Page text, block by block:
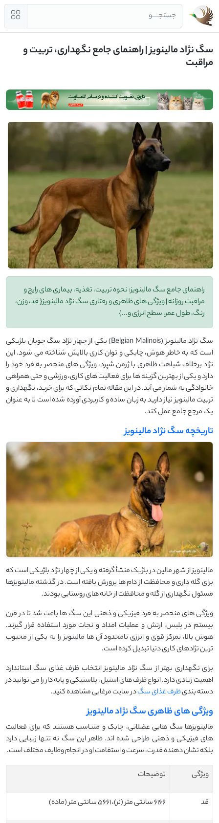
جستجــــو
سگ نژاد مالینویز | راهنمای جامع نگهداری، تربیت و
مراقبت
راهنمای جامع سگ مالینویز: نحوه تربیت، تغذیه، بیماری های رایج و
مراقبت روزانه | ویژگی های ظاهری و رفتاری سگ نژاد مالینویز{ قد، وزن،
رنگ، طول عمر، سطح انرژی و...}
سگ نژاد مالینویز (Belgian Malinois) یکی از چهار نژاد سگ چوپان بلژیکی
است که به خاطر هوش، چابکی و توان کاری بالایش شناخته می شود. این
نژاد برخلاف شباهت ظاهری با ژرمن شپرد، ویژگی های منحصر به فرد خود را
دارد و یکی از بهترین گزینه ها برای فعالیت های کاری، ورزشی و حتی همراهی
خانوادگی به شمار می آید. در این مقاله تمام نکاتی که برای خرید، نگهداری و
تربیت مالینویز نیاز دارید به زبان ساده و کاربردی آورده شده است تا به عنوان
یک مرجع جامع عمل کند.
تاریخچه سگ نژاد مالینویز
مالینویز از شهر مالین در بلژیک منشأ گرفته و یکی از چهار نژاد بلژیکی است که
برای گله داری و محافظت از دام ها پرورش یافته است. در گذشته مالینویزها
مسئول نگهداری از گله و محافظت از خانه های روستایی بودند.
ویژگی های منحصر به فرد فیزیکی و ذهنی این سگ ها باعث شد تا در قرن
بیستم در پلیس، ارتش و عملیات امداد و نجات مورد استفاده قرار گیرند.
هوش بالا، تمرکز قوی و انرژی نامحدود آن ها مالینویز را به یکی از محبوب
ترین نژادهای کاری دنیا تبدیل کرده است.
برای نگهداری بهتر از سگ نژاد مالینویز انتخاب ظرف غذای سگ استاندارد
اهمیت زیادی دارد. انواع ظرف های استیل، پلاستیکی و پایه دار را می توانید در
دسته بندیظرف غذای سگدر سایت مرغابی مشاهده کنید.
ویژگی های ظاهری سگ نژاد مالینویز
مالینویزها سگ هایی عضلانی، چابک و متناسب هستند که برای فعالیت
های فیزیکی و ذهنی طراحی شده اند. ظاهر این سگ نه تنها زیبایی دارد
بلکه نشان دهنده قدرت، سرعت و استقامت او در انجام وظایف مختلف است.
ویژگی توضیحات
قد 6166 سانتی متر (نر)، 5661 سانتی متر (ماده)